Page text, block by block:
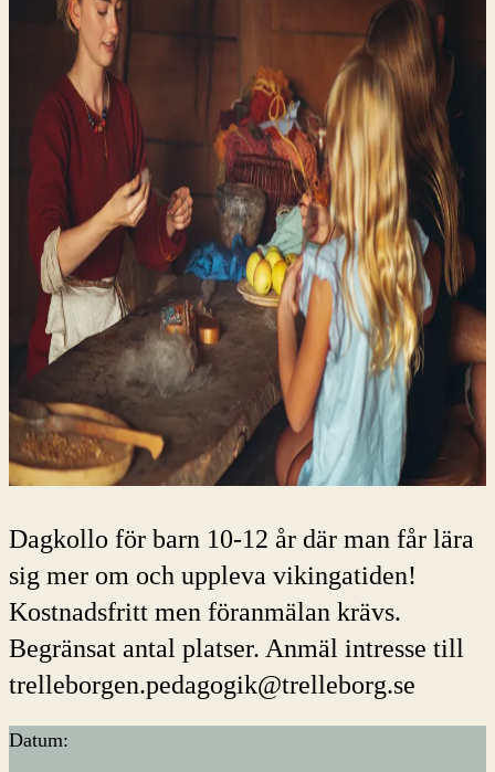
Dagkollo för barn 10-12 år där man får lära
sig mer om och uppleva vikingatiden!
Kostnadsfritt men föranmälan krävs.
Begränsat antal platser. Anmäl intresse till
trelleborgen.pedagogik@trelleborg.se
Datum: